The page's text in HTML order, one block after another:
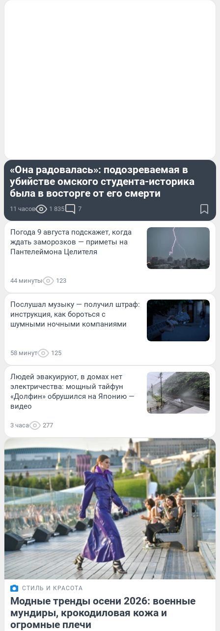
«Она радовалась»: подозреваемая в
убийстве омского студента-историка
была в восторге от его смерти
11 часов 1 835 7
Погода 9 августа подскажет, когда
ждать заморозков — приметы на
Пантелеймона Целителя
44 минуты 123
Послушал музыку — получил штраф:
инструкция, как бороться с
шумными ночными компаниями
58 минут 125
Людей эвакуируют, в домах нет
электричества: мощный тайфун
«Долфин» обрушился на Японию —
видео
3 часа 277
СТИЛЬ И КРАСОТА
Модные тренды осени 2026: военные
мундиры, крокодиловая кожа и
огромные плечи